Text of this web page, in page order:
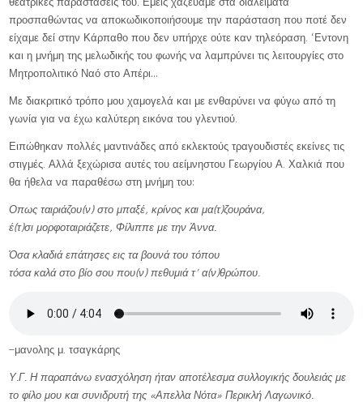
προσπαθώντας να αποκωδικοποιήσουμε την παράσταση που ποτέ δεν
είχαμε δεί στην Κάρπαθο που δεν υπήρχε ούτε καν τηλεόραση. ‘Εντονη
και η μνήμη της μελωδικής του φωνής να λαμπρύνει τις λειτουργίες στο
Μητροπολιτικό Ναό στο Απέρι…
Με διακριτικό τρόπο μου χαμογελά και με ενθαρύνει να φύγω από τη
γωνία για να έχω καλύτερη εικόνα του γλεντιού.
Ειπώθηκαν πολλές μαντινάδες από εκλεκτούς τραγουδιστές εκείνες τις
στιγμές. Αλλά ξεχώρισα αυτές του αείμνηστου Γεωργίου Α. Χαλκιά που
θα ήθελα να παραθέσω στη μνήμη του:
Οπως ταιριάζου(ν) στο μπαξέ, κρίνος και μα(τ)ζουράνα,
έ(τ)σι μορφοταιριάζετε, Φίλιππε με την Άννα.
Όσα κλαδιά επάτησες εις τα βουνά του τόπου
τόσα καλά στο βίο σου που(ν) πεθυμιά τ’ α(ν)θρώπου.
–μανολης μ. τσαγκάρης
Υ.Γ. Η παραπάνω ενασχόληση ήταν αποτέλεσμα συλλογικής δουλειάς με
το φίλο μου και συνιδρυτή της «Απελλα Νότα» Περικλή Λαγωνικό.